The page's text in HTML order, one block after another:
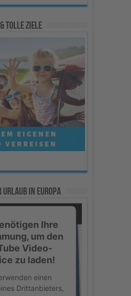
Tolle Ziele
Urlaub in Europa
Ihre
um den
Video-
zu laden!
einen
Drittanbieters,